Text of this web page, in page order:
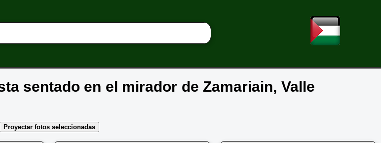
sentado en el mirador de Zamariain, Valle
Proyectar fotos seleccionadas